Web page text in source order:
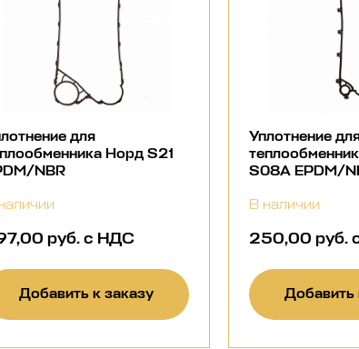
для
Норд S21
NBR
руб. с НДС
Добавить к заказу
Уплотнение
S08A EPDM/
В наличии
250,00 руб.
Добавить